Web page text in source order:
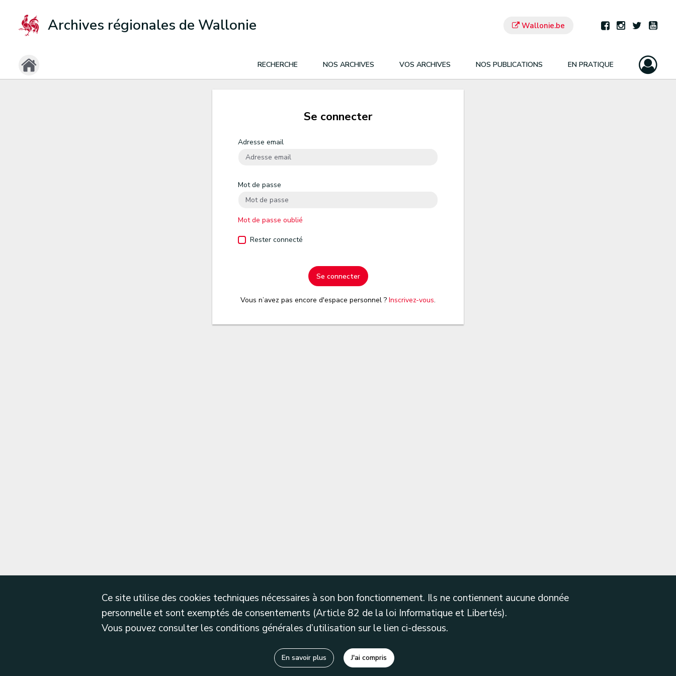
Archives régionales de Wallonie Wallonie.be
RECHERCHE NOS ARCHIVES VOS ARCHIVES NOS PUBLICATIONS EN PRATIQUE
Se connecter
Adresse email
Mot de passe
Mot de passe oublié
Rester connecté
Se connecter
Vous n’avez pas encore d'espace personnel ? Inscrivez-vous.
Ce site utilise des cookies techniques nécessaires à son bon fonctionnement. Ils ne contiennent aucune donnée
personnelle et sont exemptés de consentements (Article 82 de la loi Informatique et Libertés).
Vous pouvez consulter les conditions générales d’utilisation sur le lien ci-dessous.
En savoir plus J'ai compris